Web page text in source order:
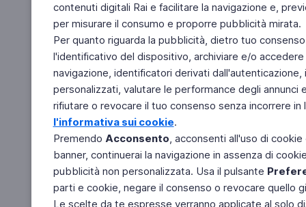
contenuti digitali Rai e facilitare la navigazione e,
per misurare il consumo e proporre pubblicità mirata.
Per quanto riguarda la pubblicità, dietro tuo
l'identificativo del dispositivo, archiviare e/o
navigazione, identificatori derivati
personalizzati, valutare le performance degli
rifiutare o revocare il tuo consenso senza incorrere
l'informativa sui cookie.
Premendo Acconsento, acconsenti all'uso di
banner, continuerai la navigazione in assenza di
pubblicità non personalizzata. Usa il pulsante
parti e cookie, negare il consenso o revocare quello
Le scelte da te espresse verranno applicate al solo